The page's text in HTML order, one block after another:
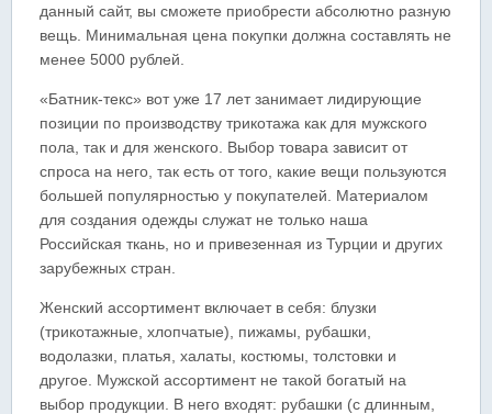
данный сайт, вы сможете приобрести абсолютно разную
вещь. Минимальная цена покупки должна составлять не
менее 5000 рублей.
«Батник-текс» вот уже 17 лет занимает лидирующие
позиции по производству трикотажа как для мужского
пола, так и для женского. Выбор товара зависит от
спроса на него, так есть от того, какие вещи пользуются
большей популярностью у покупателей. Материалом
для создания одежды служат не только наша
Российская ткань, но и привезенная из Турции и других
зарубежных стран.
Женский ассортимент включает в себя: блузки
(трикотажные, хлопчатые), пижамы, рубашки,
водолазки, платья, халаты, костюмы, толстовки и
другое. Мужской ассортимент не такой богатый на
выбор продукции. В него входят: рубашки (с длинным,